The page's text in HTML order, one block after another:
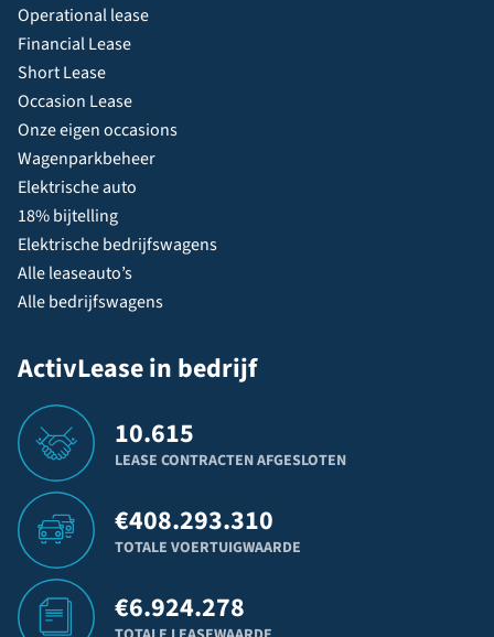
Operational lease
Financial Lease
Short Lease
Occasion Lease
Onze eigen occasions
Wagenparkbeheer
Elektrische auto
18% bijtelling
Elektrische bedrijfswagens
Alle leaseauto’s
Alle bedrijfswagens
ActivLease in bedrijf
10.615
LEASE CONTRACTEN AFGESLOTEN
€408.293.310
TOTALE VOERTUIGWAARDE
€6.924.278